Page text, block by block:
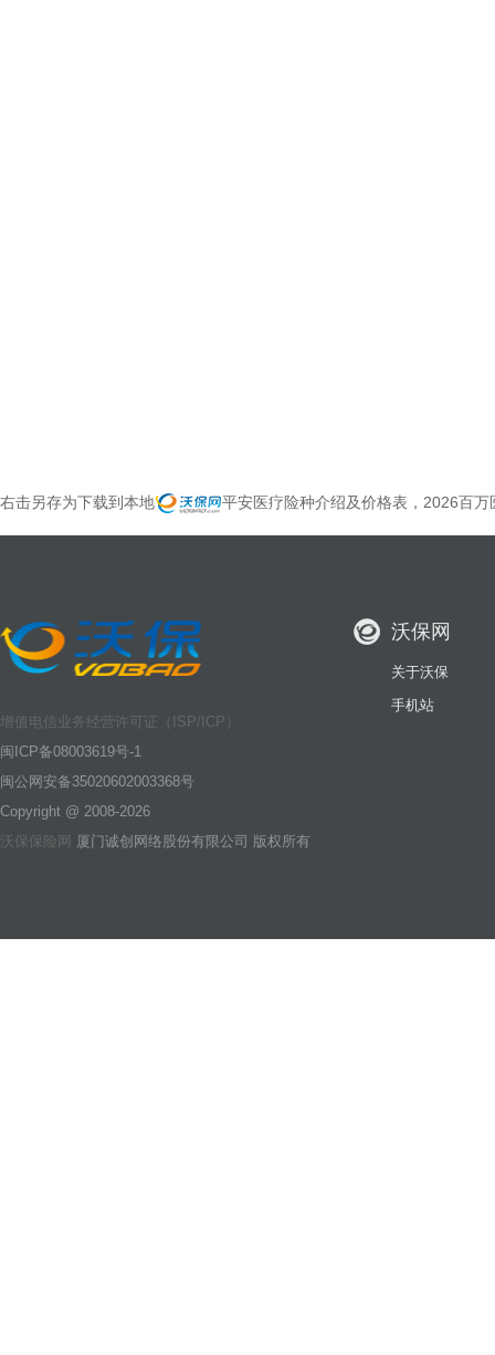
右击另存为下载到本地 平安医疗险种介绍及价格表，2026百
增值电信业务经营许可证（ISP/ICP）
闽ICP备08003619号-1
闽公网安备35020602003368号
Copyright @ 2008-2026
沃保保险网 厦门诚创网络股份有限公司 版权所有
沃保网
关于沃保
手机站